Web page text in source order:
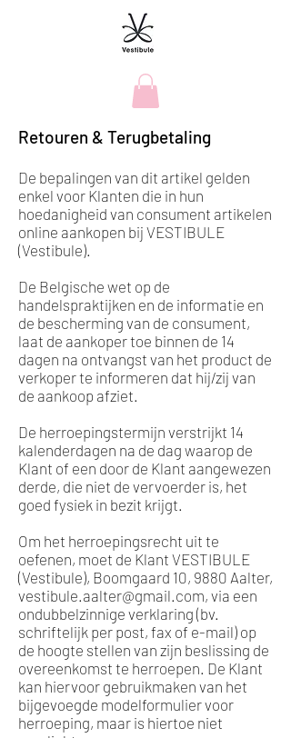
Retouren & Terugbetaling
De bepalingen van dit artikel gelden
enkel voor Klanten die in hun
hoedanigheid van consument artikelen
online aankopen bij VESTIBULE
(Vestibule).
De Belgische wet op de
handelspraktijken en de informatie en
de bescherming van de consument,
laat de aankoper toe binnen de 14
dagen na ontvangst van het product de
verkoper te informeren dat hij/zij van
de aankoop afziet.
De herroepingstermijn verstrijkt 14
kalenderdagen na de dag waarop de
Klant of een door de Klant aangewezen
derde, die niet de vervoerder is, het
goed fysiek in bezit krijgt.
Om het herroepingsrecht uit te
oefenen, moet de Klant VESTIBULE
(Vestibule), Boomgaard 10, 9880 Aalter,
vestibule.aalter@gmail.com, via een
ondubbelzinnige verklaring (bv.
schriftelijk per post, fax of e-mail) op
de hoogte stellen van zijn beslissing de
overeenkomst te herroepen. De Klant
kan hiervoor gebruikmaken van het
bijgevoegde modelformulier voor
herroeping, maar is hiertoe niet